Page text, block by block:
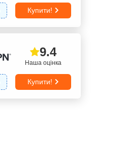
Купити!
Наша оцінка
9.4
Купити!